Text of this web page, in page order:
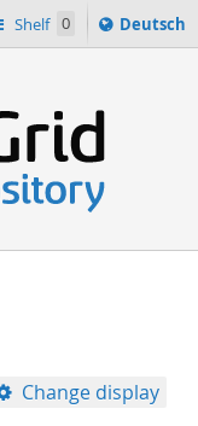
Shelf 0
Sprache
ï¿½ndern
Deutsch
Change display